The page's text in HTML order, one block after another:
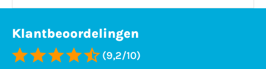
Klantbeoordelingen
(9,2/10)